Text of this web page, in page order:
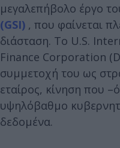
μεγαλεπήβολο έργο
(GSI) , που φαίνεται
διάσταση. Το U.S.
Finance Corporation
συμμετοχή του ως
εταίρος, κίνηση που
υψηλόβαθμο
δεδομένα.